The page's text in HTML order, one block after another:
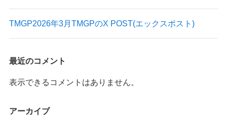
TMGP2026年3月TMGPのX POST(エックスポスト)
最近のコメント
表示できるコメントはありません。
アーカイブ